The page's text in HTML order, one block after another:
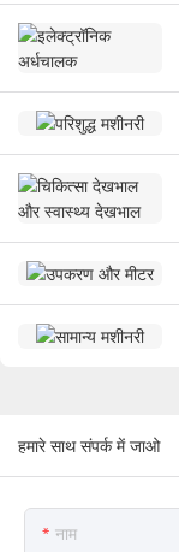
हमारे साथ संपर्क में जाओ
नाम